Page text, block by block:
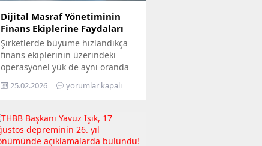
Dijital Masraf Yönetiminin
Finans Ekiplerine Faydaları
Şirketlerde büyüme hızlandıkça
finans ekiplerinin üzerindeki
operasyonel yük de aynı oranda
artar. Özellikle masraf süreçleri;
fiş toplama, belge kontrolü, onay
raporlama gibi birçok adımı
içerdiği için zaman kaybına en
açık alanlardan biridir.
25.02.2026 yorumlar kapalı